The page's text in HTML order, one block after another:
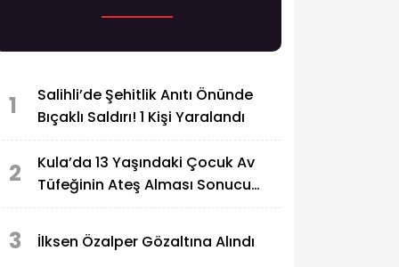
1
Salihli’de Şehitlik Anıtı Önünde
Bıçaklı Saldırı! 1 Kişi Yaralandı
2
Kula’da 13 Yaşındaki Çocuk Av
Tüfeğinin Ateş Alması Sonucu
3 İlksen Özalper Gözaltına Alındı